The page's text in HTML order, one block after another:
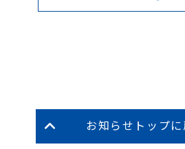
お知らせトップに